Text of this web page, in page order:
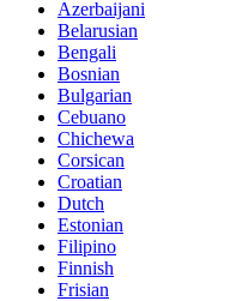
Azerbaijani
Belarusian
Bengali
Bosnian
Bulgarian
Cebuano
Chichewa
Corsican
Croatian
Dutch
Estonian
Filipino
Finnish
Frisian